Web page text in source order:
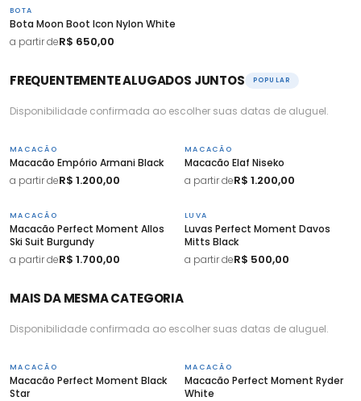
BOTA
Bota Moon Boot Icon Nylon White
a partir deR$ 650,00
FREQUENTEMENTE ALUGADOS JUNTOS POPULAR
Disponibilidade confirmada ao escolher suas datas de aluguel.
MACACÃO
Macacão Empório Armani Black
a partir deR$ 1.200,00
MACACÃO
Macacão Elaf Niseko
a partir deR$ 1.200,00
MACACÃO
Macacão Perfect Moment Allos
Ski Suit Burgundy
a partir deR$ 1.700,00
LUVA
Luvas Perfect Moment Davos
Mitts Black
a partir deR$ 500,00
MAIS DA MESMA CATEGORIA
Disponibilidade confirmada ao escolher suas datas de aluguel.
MACACÃO
Macacão Perfect Moment Black
Star
MACACÃO
Macacão Perfect Moment Ryder
White